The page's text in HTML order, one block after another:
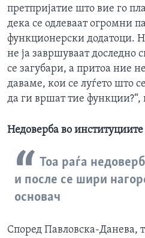
претпријатие што вие го
дека се одлеваат огромни
функционерски додатоци.
не ја завршуваат доследно
се загубари, а притоа ние
даваме, кои се луѓето што
да ги вршат тие
Недоверба во
Тоа раѓа
и после се шири
основач
Според Павловска-Данева,